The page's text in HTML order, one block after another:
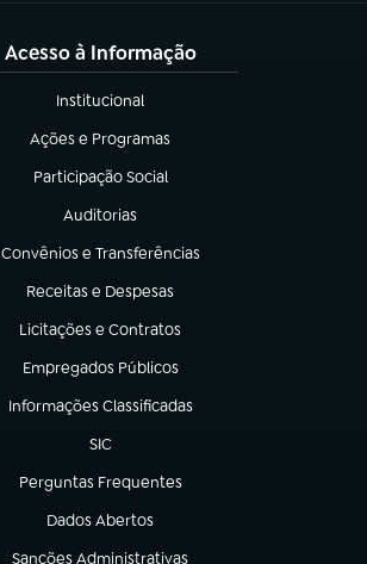
Acesso à Informação
Institucional
(abre em nova aba)
Ações e Programas
(abre em nova aba)
Participação Social
(abre em nova aba)
Auditorias
(abre em nova aba)
Convênios e Transferências
(abre em nova aba)
Receitas e Despesas
(abre em nova aba)
Licitações e Contratos
(abre em nova aba)
Empregados Públicos
(abre em nova aba)
Informações Classificadas
(abre em nova aba)
SIC
(abre em nova aba)
Perguntas Frequentes
(abre em nova aba)
Dados Abertos
(abre em nova aba)
Sanções Administrativas